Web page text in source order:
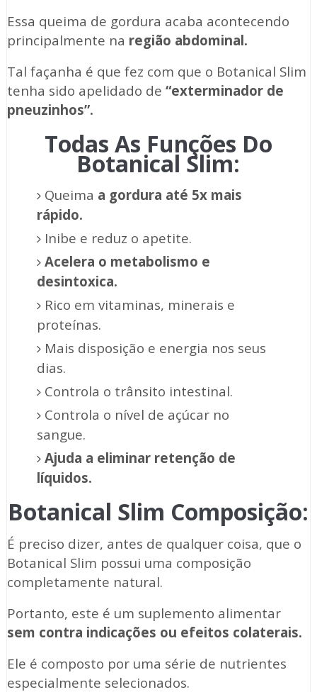
Essa queima de gordura acaba acontecendo
principalmente na região abdominal.
Tal façanha é que fez com que o Botanical Slim
tenha sido apelidado de “exterminador de
pneuzinhos”.
Todas As Funções Do
Botanical Slim:
Queima a gordura até 5x mais
rápido.
Inibe e reduz o apetite.
Acelera o metabolismo e
desintoxica.
Rico em vitaminas, minerais e
proteínas.
Mais disposição e energia nos seus
dias.
Controla o trânsito intestinal.
Controla o nível de açúcar no
sangue.
Ajuda a eliminar retenção de
líquidos.
Botanical Slim Composição:
É preciso dizer, antes de qualquer coisa, que o
Botanical Slim possui uma composição
completamente natural.
Portanto, este é um suplemento alimentar
sem contra indicações ou efeitos colaterais.
Ele é composto por uma série de nutrientes
especialmente selecionados.